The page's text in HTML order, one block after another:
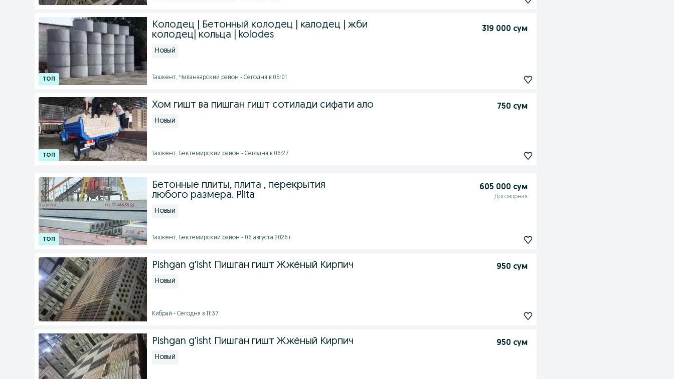
Колодец | Бетонный колодец | калодец | жби
колодец| кольца | kolodes
319 000 сум
Новый
Ташкент, Чиланзарский район - Сегодня в 05:01
Хом гишт ва пишган гишт сотилади сифати ало 750 сум
Новый
Ташкент, Бектемирский район - Сегодня в 06:27
Бетонные плиты, плита , перекрытия
любого размера. Plita
605 000 сум
Договорная
Новый
Ташкент, Бектемирский район - 06 августа 2026 г.
Pishgan g'isht Пишган гишт Жжёный Кирпич 950 сум
Новый
Кибрай - Сегодня в 11:37
Pishgan g'isht Пишган гишт Жжёный Кирпич 950 сум
Новый